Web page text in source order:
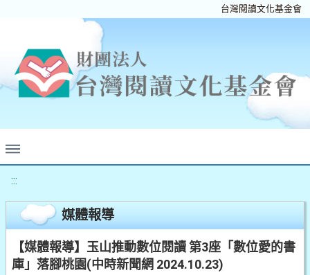
台灣閱讀文化基金會
:::
媒體報導
【媒體報導】玉山推動數位閱讀 第3座「數位愛的書
庫」落腳桃園(中時新聞網 2024.10.23)